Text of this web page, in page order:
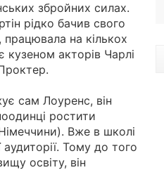
збройних силах.
рідко бачив свого
на кількох
акторів Чарлі
сам Лоуренс, він
ростити
Вже в школі
Тому до того
освіту, він